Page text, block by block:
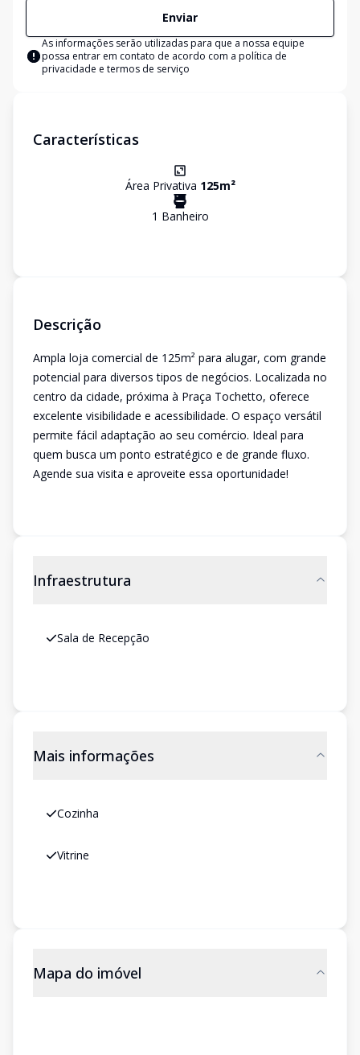
Enviar
As informações serão utilizadas para que a nossa equipe
possa entrar em contato de acordo com a política de
privacidade e termos de serviço
Características
Área Privativa 125m²
1 Banheiro
Descrição
Ampla loja comercial de 125m² para alugar, com grande
potencial para diversos tipos de negócios. Localizada no
centro da cidade, próxima à Praça Tochetto, oferece
excelente visibilidade e acessibilidade. O espaço versátil
permite fácil adaptação ao seu comércio. Ideal para
quem busca um ponto estratégico e de grande fluxo.
Agende sua visita e aproveite essa oportunidade!
Infraestrutura
Sala de Recepção
Mais informações
Cozinha
Vitrine
Mapa do imóvel